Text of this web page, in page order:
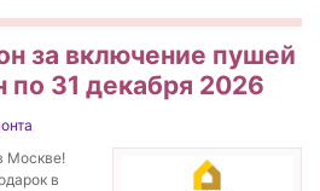
за включение пушей
по 31 декабря 2026
Москве!
в